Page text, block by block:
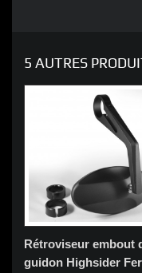
5 AUTRES
Rétroviseur embout
guidon Highsider